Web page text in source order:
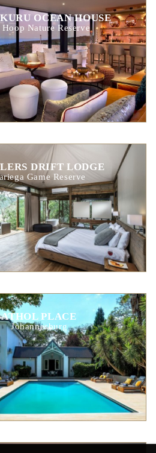
OCEAN HOUSE
Hoop Nature Reserve
DRIFT LODGE
Game Reserve
ATHOL PLACE
Johannesburg